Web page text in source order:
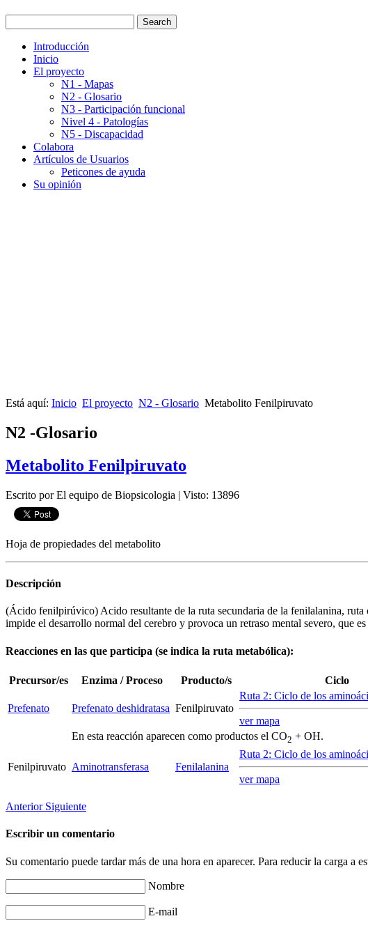
Introducción
Inicio
El proyecto
N1 - Mapas
N2 - Glosario
N3 - Participación funcional
Nivel 4 - Patologías
N5 - Discapacidad
Colabora
Artículos de Usuarios
Peticones de ayuda
Su opinión
Está aquí: Inicio El proyecto N2 - Glosario Metabolito Fenilpiruvato
N2 -Glosario
Metabolito Fenilpiruvato
Escrito por El equipo de Biopsicologia | Visto: 13896
Hoja de propiedades del metabolito
Descripción
(Ácido fenilpirúvico) Acido resultante de la ruta secundaria de la fenilalanina,
impide el desarrollo normal del cerebro y provoca un retraso mental severo, que
Reacciones en las que participa (se indica la ruta metabólica):
Precursor/es Enzima / Proceso Producto/s Ciclo
Prefenato Prefenato deshidratasa Fenilpiruvato
Ruta 2: Ciclo de los
ver mapa
En esta reacción aparecen como productos el CO2 + OH.
Fenilpiruvato Aminotransferasa Fenilalanina
Ruta 2: Ciclo de los
ver mapa
Anterior Siguiente
Escribir un comentario
Su comentario puede tardar más de una hora en aparecer. Para reducir la carga
Nombre
E-mail